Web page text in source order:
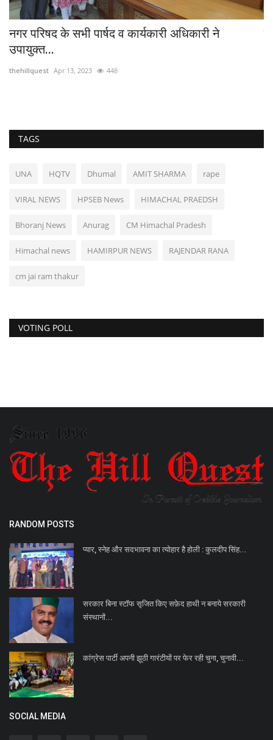
नगर परिषद के सभी पार्षद व कार्यकारी अधिकारी ने
उपायुक्त...
thehillquest Apr 13, 2023 448
TAGS
UNA HQTV Dhumal AMIT SHARMA rape
VIRAL NEWS HPSEB News HIMACHAL PRAEDSH
Bhoranj News Anurag CM Himachal Pradesh
Himachal news HAMIRPUR NEWS RAJENDAR RANA
cm jai ram thakur
VOTING POLL
RANDOM POSTS
प्यार, स्नेह और सदभावना का त्योहार है होली : कुलदीप सिंह...
सरकार बिना स्टॉफ सृजित किए सफ़ेद हाथी न बनाये सरकारी
संस्थानों...
कांग्रेस पार्टी अपनी झूठी गारंटीयों पर फेर रही चुना, चुनावी...
SOCIAL MEDIA